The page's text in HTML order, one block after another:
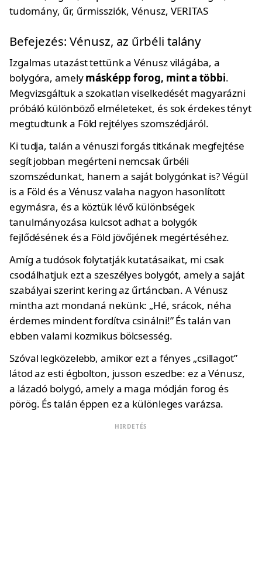
Befejezés: Vénusz, az űrbéli talány
Izgalmas utazást tettünk a Vénusz világába, a
bolygóra, amelymásképp forog, mint a többi.
Megvizsgáltuk a szokatlan viselkedését magyarázni
próbáló különböző elméleteket, és sok érdekes tényt
megtudtunk a Föld rejtélyes szomszédjáról.
Ki tudja, talán a vénuszi forgás titkának megfejtése
segít jobban megérteni nemcsak űrbéli
szomszédunkat, hanem a saját bolygónkat is? Végül
is a Föld és a Vénusz valaha nagyon hasonlított
egymásra, és a köztük lévő különbségek
tanulmányozása kulcsot adhat a bolygók
fejlődésének és a Föld jövőjének megértéséhez.
Amíg a tudósok folytatják kutatásaikat, mi csak
csodálhatjuk ezt a szeszélyes bolygót, amely a saját
szabályai szerint kering az űrtáncban. A Vénusz
mintha azt mondaná nekünk: „Hé, srácok, néha
érdemes mindent fordítva csinálni!” És talán van
ebben valami kozmikus bölcsesség.
Szóval legközelebb, amikor ezt a fényes „csillagot”
látod az esti égbolton, jusson eszedbe: ez a Vénusz,
a lázadó bolygó, amely a maga módján forog és
pörög. És talán éppen ez a különleges varázsa.
HIRDETÉS